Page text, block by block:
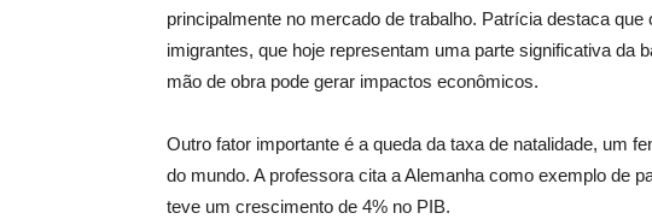
principalmente no mercado de trabalho. Patrícia destaca
imigrantes, que hoje representam uma parte significativa da
mão de obra pode gerar impactos econômicos.
Outro fator importante é a queda da taxa de natalidade, um
do mundo. A professora cita a Alemanha como exemplo de
teve um crescimento de 4% no PIB.